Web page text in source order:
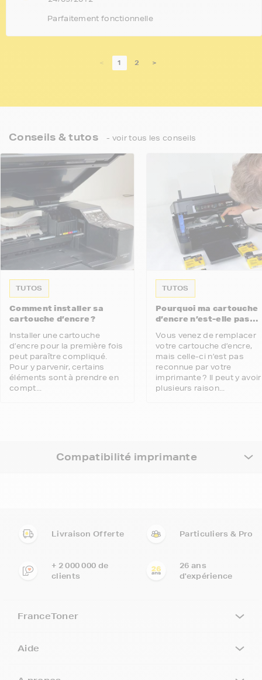
Parfaitement fonctionnelle
< 1 2 >
Conseils & tutos - voir tous les conseils
TUTOS
Comment installer sa
cartouche d’encre ?
Installer une cartouche
d’encre pour la première fois
peut paraître compliqué.
Pour y parvenir, certains
éléments sont à prendre en
compt...
TUTOS
Pourquoi ma cartouche
d’encre n’est-elle pas
imprimante ?
Vous venez de remplacer
votre cartouche d’encre,
mais celle-ci n’est pas
reconnue par votre
imprimante ? Il peut y avoir
plusieurs raison...
Compatibilité imprimante
Livraison Offerte Particuliers & Pro
+ 2 000 000 de
clients
26 ans
d'expérience
FranceToner
Aide